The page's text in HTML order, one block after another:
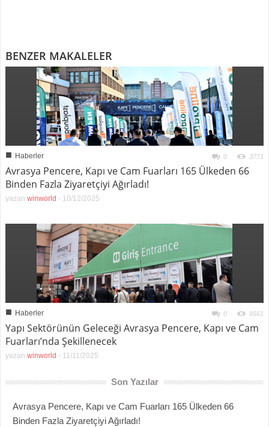
BENZER MAKALELER
■ Haberler 0 3771
Avrasya Pencere, Kapı ve Cam Fuarları 165 Ülkeden 66
Binden Fazla Ziyaretçiyi Ağırladı!
yazan winworld - 10/12/2025
■ Haberler 0 8561
Yapı Sektörünün Geleceği Avrasya Pencere, Kapı ve Cam
Fuarları’nda Şekillenecek
yazan winworld - 11/11/2025
Son Yazılar
Avrasya Pencere, Kapı ve Cam Fuarları 165 Ülkeden 66
Binden Fazla Ziyaretçiyi Ağırladı!